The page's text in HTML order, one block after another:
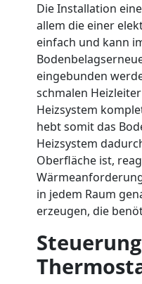
Die Installation
allem die einer
einfach und kann
eingebunden
schmalen
Heizsystem
hebt somit das
Heizsystem
Oberfläche ist,
in jedem Raum
erzeugen, die